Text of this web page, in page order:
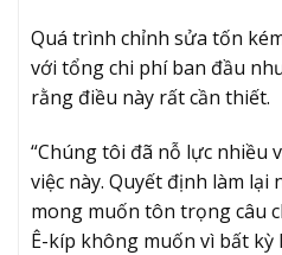
Quá trình chỉnh sửa tốn
với tổng chi phí ban đầu
rằng điều này rất cần thiết.
“Chúng tôi đã nỗ lực nhiều
việc này. Quyết định làm
mong muốn tôn trọng câu
Ê-kíp không muốn vì bất